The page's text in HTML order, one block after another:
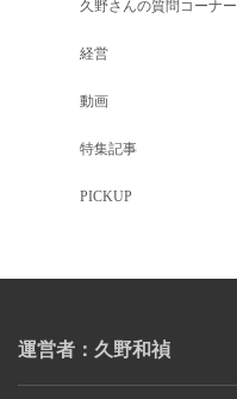
久野さんの質問コーナー
経営
動画
特集記事
PICKUP
運営者：久野和禎